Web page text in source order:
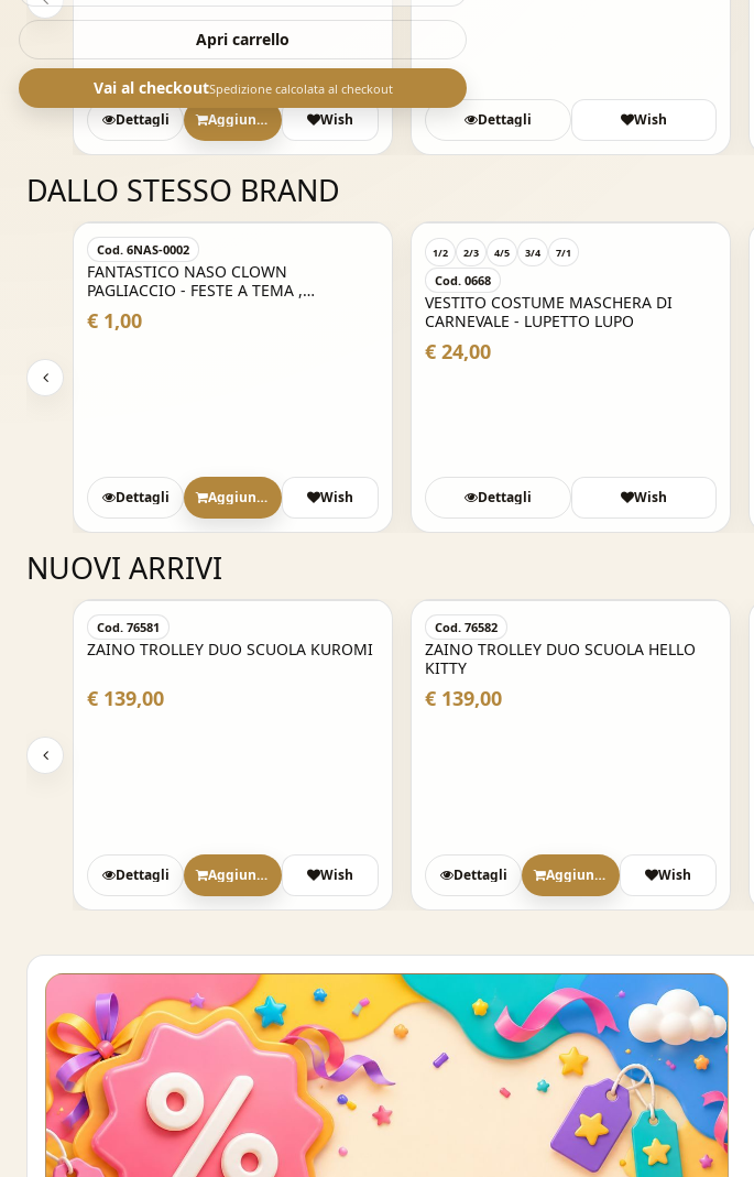
Apri carrello
Vai al checkoutSpedizione calcolata al checkout
Dettagli Aggiungi Wish Dettagli Wish
DALLO STESSO BRAND
Cod. 6NAS-0002
FANTASTICO NASO CLOWN
PAGLIACCIO - FESTE A TEMA ,
CARNEVALE , PARTY E NON SOLO
€ 1,00
Dettagli Aggiungi Wish
1/2 2/3 4/5 3/4 7/1
Cod. 0668
VESTITO COSTUME MASCHERA DI
CARNEVALE - LUPETTO LUPO
€ 24,00
Dettagli Wish
NUOVI ARRIVI
Cod. 76581
ZAINO TROLLEY DUO SCUOLA KUROMI
€ 139,00
Dettagli Aggiungi Wish
Cod. 76582
ZAINO TROLLEY DUO SCUOLA HELLO
KITTY
€ 139,00
Dettagli Aggiungi Wish